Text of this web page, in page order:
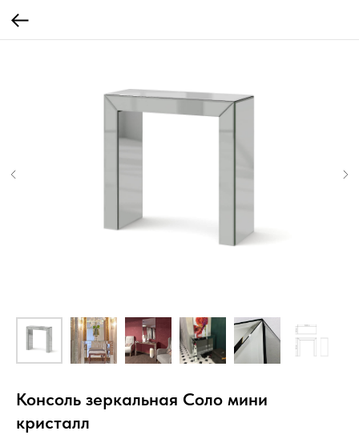
Консоль зеркальная Соло мини
кристалл